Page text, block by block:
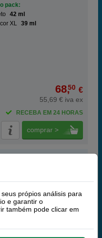
pack:
42 ml
XL 39 ml
68,50 €
55,69 € iva ex
RECEBA EM 24 HORAS
comprar >
HP
XL
própios análisis para
e garantir o
também pode clicar em